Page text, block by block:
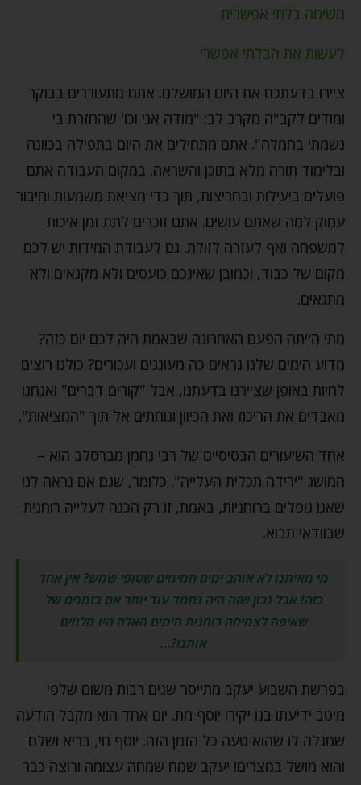
משימה בלתי אפשרית
לעשות את הבלתי אפשרי
ציירו בדעתכם את היום המושלם. אתם מתעוררים בבוקר
ומודים לקב"ה מקרב לב: "מודה אני וכו' שהחזרת בי
נשמתי בחמלה". אתם מתחילים את היום בתפילה בכוונה
ובלימוד תורה מלא בתוכן והשראה. במקום העבודה אתם
פועלים ביעילות ובחריצות, תוך כדי מציאת משמעות וחיבור
עמוק למה שאתם עושים. אתם זוכרים לתת זמן איכות
למשפחה ואף לעזרה לזולת. גם לעבודת המידות יש לכם
מקום של כבוד, וכמובן שאינכם כועסים ולא מקנאים ולא
מתגאים.
מתי הייתה הפעם האחרונה שבאמת היה לכם יום כזה?
מדוע הימים שלנו נראים כה מעוננים ועכורים? כולנו רוצים
לחיות באופן שציירנו בדעתנו, אבל "קורים דברים" ואנחנו
מאבדים את הריכוז ואת הכיוון ונוחתים אל תוך "המציאות".
אחד השיעורים הבסיסיים של רבי נחמן מברסלב הוא –
המושג "ירידה תכלית העלייה". כלומר, שגם אם נראה לנו
שאנו נופלים ברוחניות, באמת, זו רק הכנה לעלייה רוחנית
שבוודאי תבוא.
מי מאיתנו לא אוהב ימים חמימים שטופי שמש? אין אחד
כזה! אבל נכון שזה היה נחמד עוד יותר אם בזמנים של
שאיפה לצמיחה רוחנית הימים האלה היו מלווים
אותנו?…
בפרשת השבוע יעקב מתייסר שנים רבות משום שלפי
מיטב ידיעתו בנו יקירו יוסף מת. יום אחד הוא מקבל הודעה
שמגלה לו שהוא טעה כל הזמן הזה. יוסף חי, בריא ושלם
והוא מושל במצרים! יעקב שמח שמחה עצומה ורוצה כבר